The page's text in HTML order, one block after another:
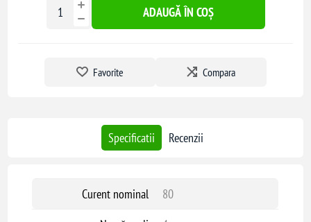
Dimensiunile compacte și designul modular permit o integrare ușoară în
tablourile electrice existente, optimizând spațiul și facilitând instalarea.
ADAUGĂ ÎN COȘ
Favorite Compara
Specificatii Recenzii
Curent nominal
80